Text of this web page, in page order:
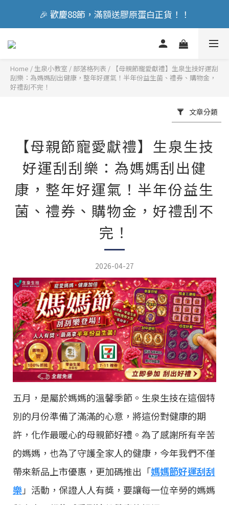
🎉 歡慶88節，滿額送膠原蛋白正貨！！
🎉 歡慶88節，滿額送膠原蛋白正貨！！
立即加入會員享『300元』購物金
🎉 歡慶88節，滿額送膠原蛋白正貨！！
Home / 部落格列表 /
【母親節寵愛獻禮】生泉生技好運刮
刮樂：為媽媽刮出健康，整年好運氣！半年份益生菌、禮券、購物金，
好禮刮不完！
文章分類
【母親節寵愛獻禮】生泉生技
好運刮刮樂：為媽媽刮出健
康，整年好運氣！半年份益生
菌、禮券、購物金，好禮刮不
完！
2026-04-27
五月，是屬於媽媽的溫馨季節。生泉生技在這個特
別的月份準備了滿滿的心意，將這份對健康的期
許，化作最暖心的母親節好禮。為了感謝所有辛苦
的媽媽，也為了守護全家人的健康，今年我們不僅
帶來新品上市優惠，更加碼推出「媽媽節好運刮刮
樂」活動，保證人人有獎，要讓每一位辛勞的媽媽